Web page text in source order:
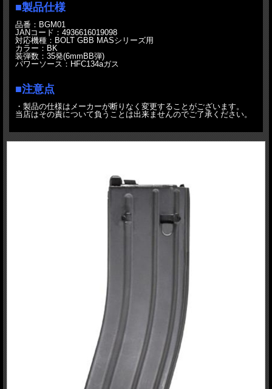
■製品仕様
品番：BGM01
JANコード：4936616019098
対応機種：BOLT GBB MASシリーズ用
カラー：BK
装弾数：35発(6mmBB弾)
パワーソース：HFC134aガス
■注意点
・製品の仕様はメーカーが断りなく変更することがございます。
当店はその責について負うことは出来ませんのでご了承ください。